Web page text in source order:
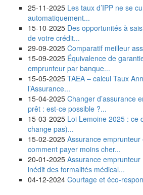
25-11-2025 Les taux d’IPP ne se
automatiquement...
15-10-2025 Des opportunités à
de votre crédit...
29-09-2025 Comparatif meilleur
15-09-2025 Équivalence de
emprunteur par banque...
15-05-2025 TAEA – calcul Taux
l’Assurance...
15-04-2025 Changer d’assurance
prêt : est-ce possible ?...
15-03-2025 Loi Lemoine 2025 : ce
change pas)...
15-02-2025 Assurance
comment payer moins cher...
20-01-2025 Assurance
inédit des formalités médical...
04-12-2024 Courtage et éco-